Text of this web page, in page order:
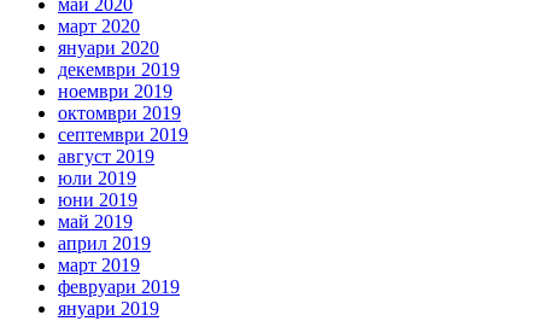
май 2020
март 2020
януари 2020
декември 2019
ноември 2019
октомври 2019
септември 2019
август 2019
юли 2019
юни 2019
май 2019
април 2019
март 2019
февруари 2019
януари 2019